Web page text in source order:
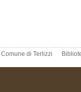
Comune di Terlizzi